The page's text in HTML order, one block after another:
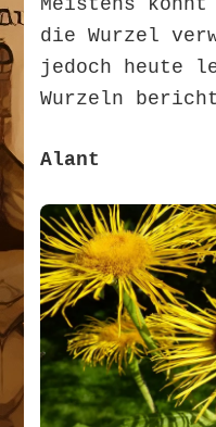
die Wurzel
jedoch heute
Wurzeln
Alant